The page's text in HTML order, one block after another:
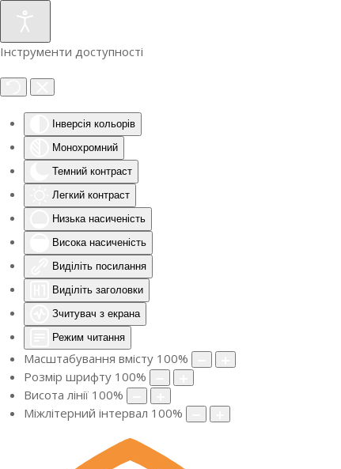
Інструменти доступності
Інверсія кольорів
Монохромний
Темний контраст
Легкий контраст
Низька насиченість
Висока насиченість
Виділіть посилання
Виділіть заголовки
Зчитувач з екрана
Режим читання
Масштабування вмісту 100%
Розмір шрифту 100%
Висота лінії 100%
Міжлітерний інтервал 100%